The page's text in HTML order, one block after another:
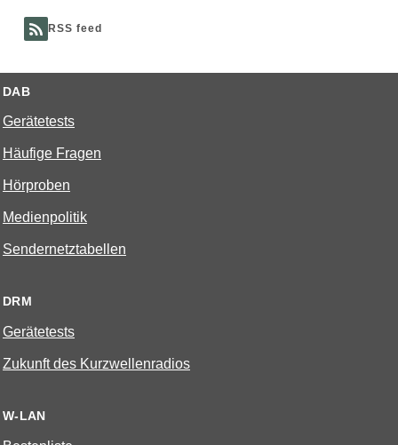
RSS feed
DAB
Gerätetests
Häufige Fragen
Hörproben
Medienpolitik
Sendernetztabellen
DRM
Gerätetests
Zukunft des Kurzwellenradios
W-LAN